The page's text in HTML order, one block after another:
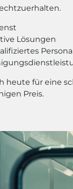
Lösungen
heute für eine
Preis.